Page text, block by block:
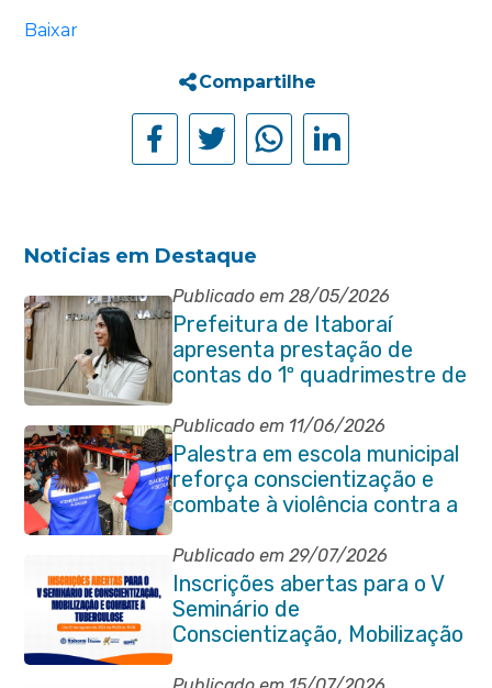
Baixar
Compartilhe
Noticias em Destaque
Publicado em 28/05/2026
Prefeitura de Itaboraí
apresenta prestação de
contas do 1º quadrimestre de
2026
Publicado em 11/06/2026
Palestra em escola municipal
reforça conscientização e
combate à violência contra a
pessoa idosa em Itaboraí
Publicado em 29/07/2026
Inscrições abertas para o V
Seminário de
Conscientização, Mobilização
e Combate à Tuberculose em